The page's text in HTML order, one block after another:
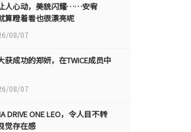
人心动，美貌闪耀……安宥
算瞪着看也很漂亮呢
08/07
获成功的郑妍，在TWICE成员中
08/07
DRIVE ONE LEO，令人目不转
觉存在感